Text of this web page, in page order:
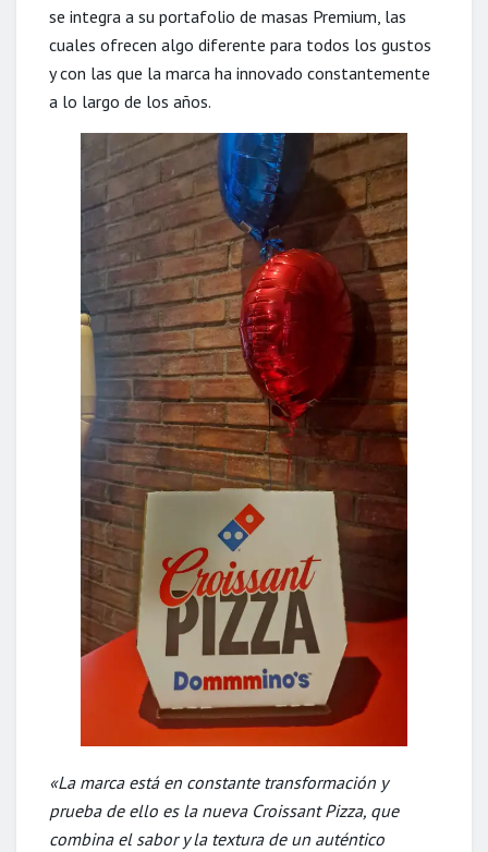
se integra a su portafolio de masas Premium, las
cuales ofrecen algo diferente para todos los gustos
y con las que la marca ha innovado constantemente
a lo largo de los años.
«La marca está en constante transformación y
prueba de ello es la nueva Croissant Pizza, que
combina el sabor y la textura de un auténtico